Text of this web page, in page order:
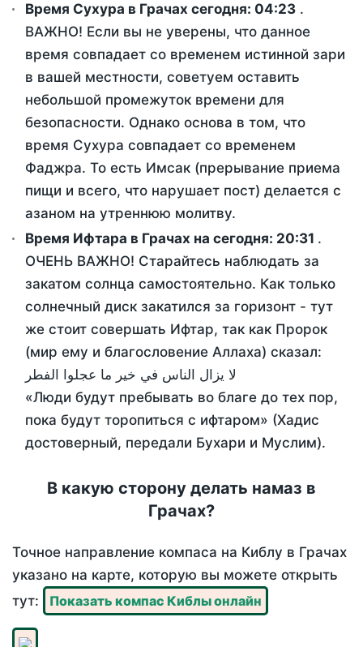
Время Сухура в Грачах сегодня: 04:23 .
ВАЖНО! Если вы не уверены, что данное
время совпадает со временем истинной зари
в вашей местности, советуем оставить
небольшой промежуток времени для
безопасности. Однако основа в том, что
время Сухура совпадает со временем
Фаджра. То есть Имсак (прерывание приема
пищи и всего, что нарушает пост) делается с
азаном на утреннюю молитву.
Время Ифтара в Грачах на сегодня: 20:31 .
ОЧЕНЬ ВАЖНО! Старайтесь наблюдать за
закатом солнца самостоятельно. Как только
солнечный диск закатился за горизонт - тут
же стоит совершать Ифтар, так как Пророк
(мир ему и благословение Аллаха) сказал:
لا يزال الناس في خير ما عجلوا الفطر
«Люди будут пребывать во благе до тех пор,
пока будут торопиться с ифтаром» (Хадис
достоверный, передали Бухари и Муслим).
В какую сторону делать намаз в
Грачах?
Точное направление компаса на Киблу в Грачах
указано на карте, которую вы можете открыть
тут:
Показать компас Киблы онлайн